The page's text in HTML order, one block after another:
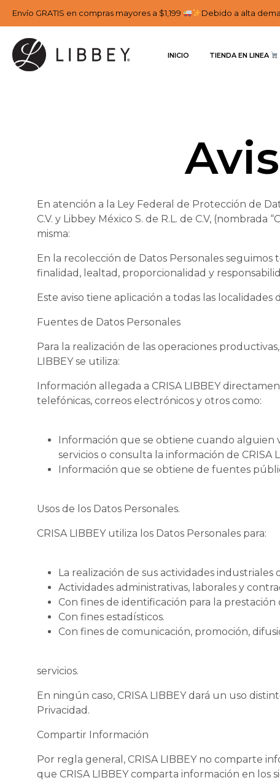
Envío GRATIS en compras mayores a $1,199 Debido a alta
INICIO TIENDA EN LINEA
En atención a la Ley Federal de Protección de
C.V. y Libbey México S. de R.L. de C.V,
misma:
En la recolección de Datos Personales
finalidad, lealtad, proporcionalidad y
Este aviso tiene aplicación a todas las
Fuentes de Datos Personales
Para la realización de las operaciones
LIBBEY se utiliza:
Información allegada a CRISA LIBBEY
telefónicas, correos electrónicos y otros como:
Información que se obtiene cuando alguien
servicios o consulta la información de CRISA
Información que se obtiene de fuentes
Usos de los Datos Personales.
CRISA LIBBEY utiliza los Datos Personales para:
La realización de sus actividades industriales
Actividades administrativas, laborales y
Con fines de identificación para la
Con fines estadísticos.
Con fines de comunicación, promoción,
servicios.
En ningún caso, CRISA LIBBEY dará un uso
Privacidad.
Compartir Información
Por regla general, CRISA LIBBEY no comparte
que CRISA LIBBEY comparta información en los